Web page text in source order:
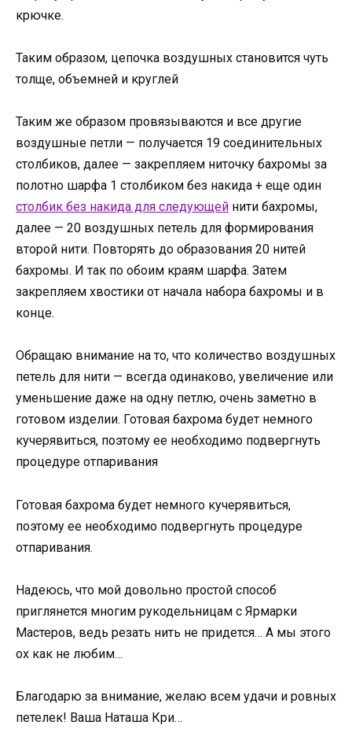
крючке.
Таким образом, цепочка воздушных становится чуть
толще, объемней и круглей
Таким же образом провязываются и все другие
воздушные петли — получается 19 соединительных
столбиков, далее — закрепляем ниточку бахромы за
полотно шарфа 1 столбиком без накида + еще один
столбик без накида для следующей нити бахромы,
далее — 20 воздушных петель для формирования
второй нити. Повторять до образования 20 нитей
бахромы. И так по обоим краям шарфа. Затем
закрепляем хвостики от начала набора бахромы и в
конце.
Обращаю внимание на то, что количество воздушных
петель для нити — всегда одинаково, увеличение или
уменьшение даже на одну петлю, очень заметно в
готовом изделии. Готовая бахрома будет немного
кучерявиться, поэтому ее необходимо подвергнуть
процедуре отпаривания
Готовая бахрома будет немного кучерявиться,
поэтому ее необходимо подвергнуть процедуре
отпаривания.
Надеюсь, что мой довольно простой способ
приглянется многим рукодельницам с Ярмарки
Мастеров, ведь резать нить не придется… А мы этого
ох как не любим…
Благодарю за внимание, желаю всем удачи и ровных
петелек! Ваша Наташа Кри…